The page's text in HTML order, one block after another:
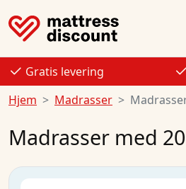
Gratis levering
Hjem
Madrasser
Madrasser med